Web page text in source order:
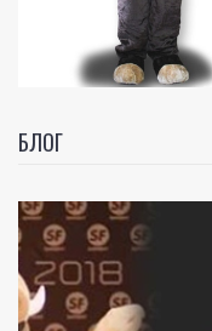
БЛОГ